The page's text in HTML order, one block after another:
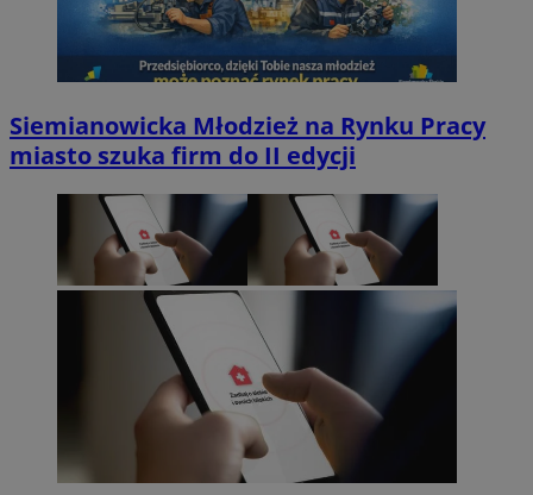
Siemianowicka Młodzież na Rynku Pracy
miasto szuka firm do II edycji